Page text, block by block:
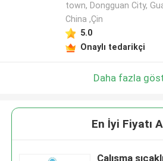
town, Dongguan City,
China ,Çin
5.0
Onaylı tedarikçi
Daha fazla
En İyi Fiyatı
Çalışma